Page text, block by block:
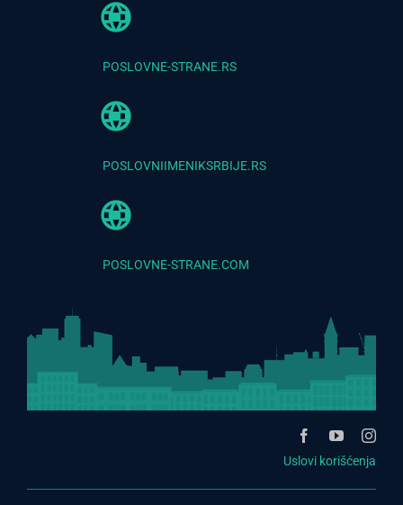
POSLOVNE-STRANE.RS
POSLOVNIIMENIKSRBIJE.RS
POSLOVNE-STRANE.COM
Uslovi korišćenja